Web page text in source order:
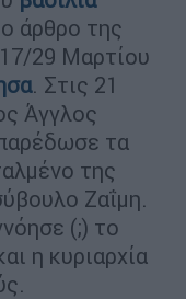
άρθρο της
29 Μαρτίου
. Στις 21
Άγγλος
τα
της
Ζαΐμη.
(;) το
η κυριαρχία